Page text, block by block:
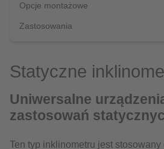
Opcje montażowe
Zastosowania
Statyczne
Uniwersalne
zastosowań
Ten typ inklinometru jest stosowany